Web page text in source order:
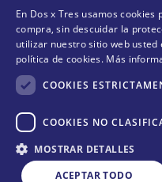
CONÓCENOS
POLÍTICAS
TE AYUDAMOS
En Dos x Tres usamos
compra, sin descuidar la
utilizar nuestro sitio web usted
política de cookies. Más
COOKIES
COOKIES NO
MOSTRAR DETALLES
ACEPTAR TODO